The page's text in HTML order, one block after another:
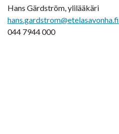
Hans Gärdström, ylilääkäri
hans.gardstrom@etelasavonha.fi
044 7944 000